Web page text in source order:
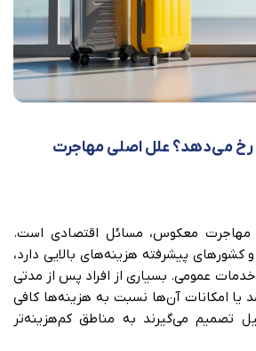
می‌دهد؟ علل اصلی مهاجرت
مهاجرت معکوس، مسائل اقتصادی است.
کشورهای پیشرفته هزینه‌های بالایی دارد،
خدمات عمومی. بسیاری از افراد پس از مدتی
یا امکانات آن‌ها نسبت به هزینه‌ها کافی
تصمیم می‌گیرند به مناطق کم‌هزینه‌تر